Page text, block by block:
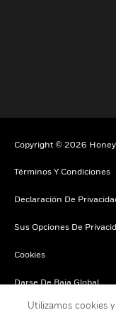
Copyright © 2026
Términos Y Condiciones
Declaración De
Sus Opciones De
Cookies
Darse De Baja Global
Utilizamos cookies